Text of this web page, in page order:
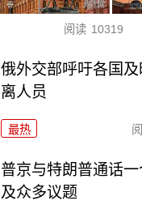
阅读 10319
俄外交部呼吁各国
离人员
最热
普京与特朗普通话
及众多议题